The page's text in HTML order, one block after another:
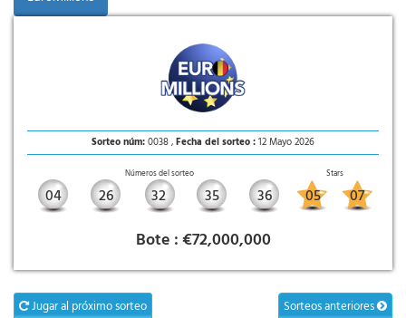
Sorteo núm:0038 ,Fecha del sorteo :12 Mayo 2026
Números del sorteo Stars
04 26 32 35 36 05 07
Bote :€72,000,000
Jugar al próximo sorteo Sorteos anteriores